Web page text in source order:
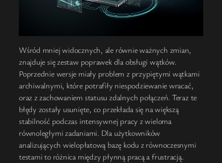
Wśród mniej widocznych, ale równie ważnych zmian,
znajduje się zestaw poprawek dla obsługi wątków.
Poprzednie wersje miały problem z przypiętymi wątkami
archiwalnymi, które potrafiły niespodziewanie wracać,
oraz z zachowaniem statusu zdalnych połączeń. Teraz te
błędy zostały usunięte, co przekłada się na większą
stabilność podczas intensywnej pracy z wieloma
równoległymi zadaniami. Dla użytkowników
analizujących wielopłatową bazę kodu z równoczesnymi
testami to różnica między płynną pracą a frustracją.